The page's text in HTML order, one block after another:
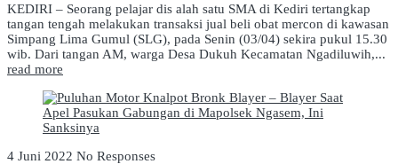
KEDIRI – Seorang pelajar dis alah satu SMA di Kediri tertangkap
tangan tengah melakukan transaksi jual beli obat mercon di kawasan
Simpang Lima Gumul (SLG), pada Senin (03/04) sekira pukul 15.30
wib. Dari tangan AM, warga Desa Dukuh Kecamatan Ngadiluwih,...
read more
4 Juni 2022 No Responses